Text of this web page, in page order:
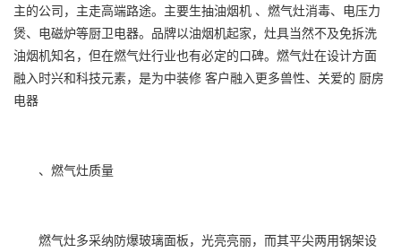
主的公司，主走高端路途。主要生抽油烟机 、燃气灶消毒、电压力
煲、电磁炉等厨卫电器。品牌以油烟机起家，灶具当然不及免拆洗
油烟机知名，但在燃气灶行业也有必定的口碑。燃气灶在设计方面
融入时兴和科技元素，是为中装修 客户融入更多兽性、关爱的 厨房
电器
、燃气灶质量
燃气灶多采纳防爆玻璃面板，光亮亮丽，而其平尖两用锅架设